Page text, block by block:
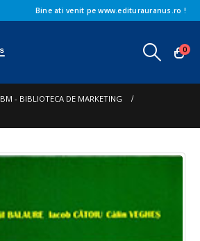
Bine ati venit pe www.editurauranus.ro !
0
BM - BIBLIOTECA DE MARKETING